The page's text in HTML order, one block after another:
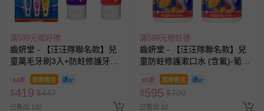
滿599元贈好禮
齒妍堂 - 【汪汪隊聯名款】兒
童萬毛牙刷3入+防蛀修護牙膏
(草莓*1+葡萄*1)-含氟量約為
1200ppm)
94折 即將售完
$419 $447
已售出 122
滿599元贈好禮
齒妍堂 - 【汪汪隊聯名款】兒
童防蛀修護漱口水 (含氟)-葡萄
85折 即將售完
$595 $700
已售出 12